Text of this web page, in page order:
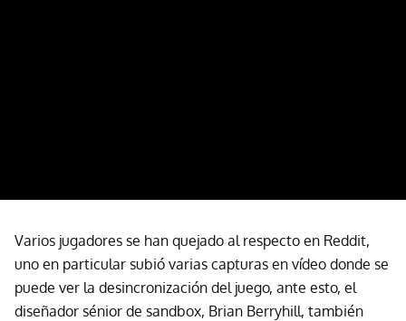
Varios jugadores se han quejado al respecto en Reddit,
uno en particular subió varias capturas en vídeo donde se
puede ver la desincronización del juego, ante esto, el
diseñador sénior de sandbox, Brian Berryhill, también